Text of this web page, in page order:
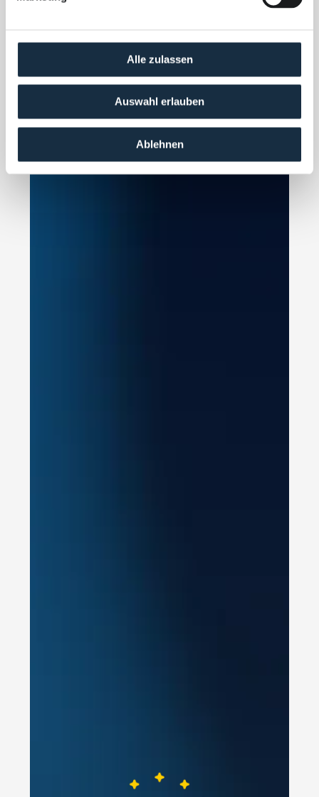
Die Zustimmung kann durch Klicken auf “Alle Cookies
akzeptieren” oder durch Auswahl der verschiedenen
Cookie-Kategorien erfolgen.
Alle zulassen
Auswahl erlauben
Ablehnen